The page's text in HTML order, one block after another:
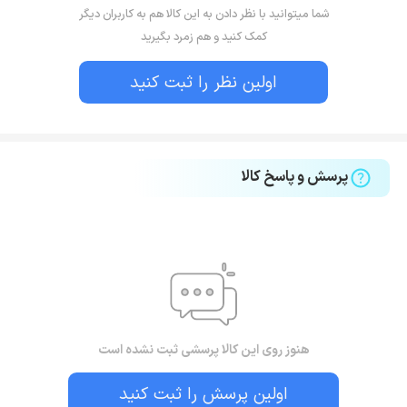
مندي از قابليت هاي فراوان همواره نظر مثبت اكثريت
شما میتوانید با نظر دادن به این کالا هم به کاربران دیگر
کمک کنید و هم زمرد بگیرید
اولین نظر را ثبت کنید
پرسش و پاسخ کالا
هنوز روی این کالا پرسشی ثبت نشده است
اولین پرسش را ثبت کنید